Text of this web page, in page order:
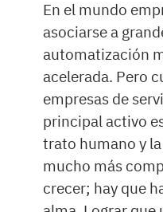
En el mundo
asociarse a
automatización
acelerada. Pero
empresas de
principal activo
trato humano y
mucho más
crecer; hay que